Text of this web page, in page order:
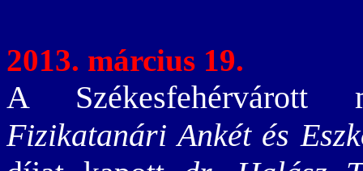
2013. március 19.
A Székesfehérvárott
Fizikatanári Ankét és